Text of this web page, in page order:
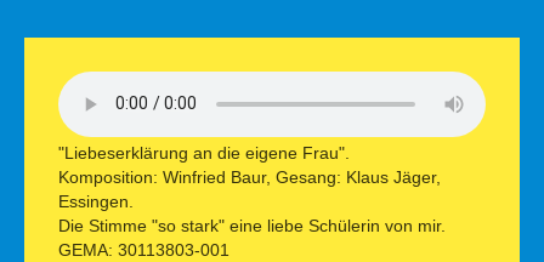
"Liebeserklärung an die eigene Frau".
Komposition: Winfried Baur, Gesang: Klaus Jäger,
Essingen.
Die Stimme "so stark" eine liebe Schülerin von mir.
GEMA: 30113803-001